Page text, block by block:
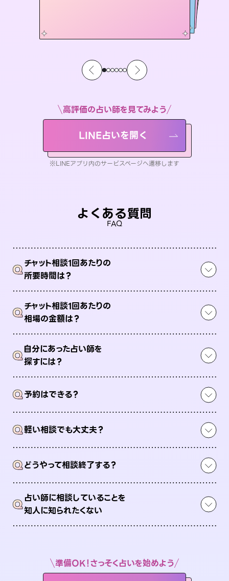
高評価の占い師を見てみよう
LINE占いを開く
※LINEアプリ内のサービスページへ遷移します
よくある質問
FAQ
Qチャット相談1回あたりの
所要時間は？
Qチャット相談1回あたりの
相場の金額は？
Q自分にあった占い師を
探すには？
Q予約はできる？
Q軽い相談でも大丈夫？
Qどうやって相談終了する？
Q占い師に相談していることを
知人に知られたくない
準備OK！さっそく占いを始めよう